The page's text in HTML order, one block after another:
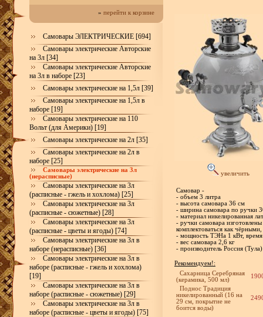
» перейти к корзине
Самовары ЭЛЕКТРИЧЕСКИЕ [694]
Самовары электрические Авторские
на 3л [34]
Самовары электрические Авторские
на 3л в наборе [23]
Самовары электрические на 1,5л [39]
Самовары электрические на 1,5л в
наборе [19]
Самовары электрические на 110
Вольт (для Америки) [19]
Самовары электрические на 2л [35]
Самовары электрические на 2л в
наборе [25]
Самовары электрические на 3л
(нерасписные)
Самовары электрические на 3л
(расписные - гжель и хохлома) [25]
Самовары электрические на 3л
(расписные - сюжетные) [28]
Самовары электрические на 3л
(расписные - цветы и ягоды) [74]
Самовары электрические на 3л в
наборе (нерасписные) [36]
Самовары электрические на 3л в
наборе (расписные - гжель и хохлома)
[19]
Самовары электрические на 3л в
наборе (расписные - сюжетные) [29]
Самовары электрические на 3л в
наборе (расписные - цветы и ягоды) [75]
увеличить
Самовар -
- объем 3 литра
- высота самовара 36 см
- ширина самовара по ручки
- материал никелированная
- ручки самовара
комплектоваться как
- мощность ТЭНа 1 кВт,
- вес самовара 2,6 кг
- производитель Россия (Тула)
Рекомендуем!:
Сахарница Серебряная
(керамика, 500 мл)
Поднос Традиция
никелированный (16 на
29 см, покрытие не
боится воды)